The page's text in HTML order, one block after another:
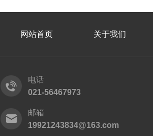
网站首页 关于我们
电话
021-56467973
邮箱
19921243834@163.com